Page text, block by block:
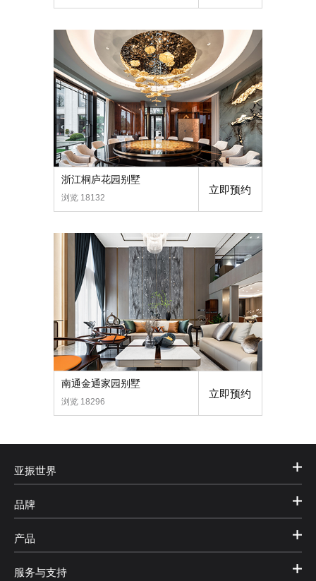
浙江桐庐花园别墅
浏览 18132
立即预约
南通金通家园别墅
浏览 18296
立即预约
亚振世界
品牌
产品
服务与支持